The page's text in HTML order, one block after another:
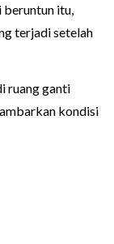
beruntun itu,
terjadi setelah
ruang ganti
kondisi